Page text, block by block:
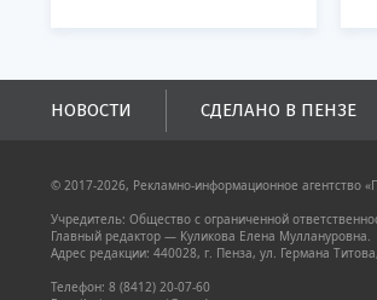
НОВОСТИ СДЕЛАНО В ПЕНЗЕ
© 2017-2026, Рекламно-информационное агентство
Учредитель: Общество с ограниченной
Главный редактор — Куликова Елена Муллануровна.
Адрес редакции: 440028, г. Пенза, ул. Германа
Телефон: 8 (8412) 20-07-60